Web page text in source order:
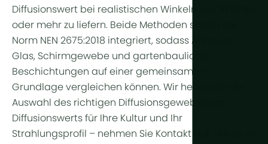
Diffusionswert bei realistischen Winkeln von 10 Grad
oder mehr zu liefern. Beide Methoden sind in die
Norm NEN 2675:2018 integriert, sodass Anbauer
Glas, Schirmgewebe und gartenbauliche
Beschichtungen auf einer gemeinsamen
Grundlage vergleichen können. Wir helfen bei der
Auswahl des richtigen Diffusionsgewebes und
Diffusionswerts für Ihre Kultur und Ihr
Strahlungsprofil – nehmen Sie Kontakt auf, um es zu